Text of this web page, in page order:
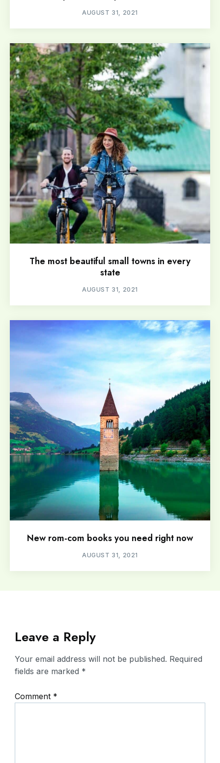
AUGUST 31, 2021
The most beautiful small towns in every
state
AUGUST 31, 2021
New rom-com books you need right now
AUGUST 31, 2021
Leave a Reply
Your email address will not be published. Required
fields are marked *
Comment *